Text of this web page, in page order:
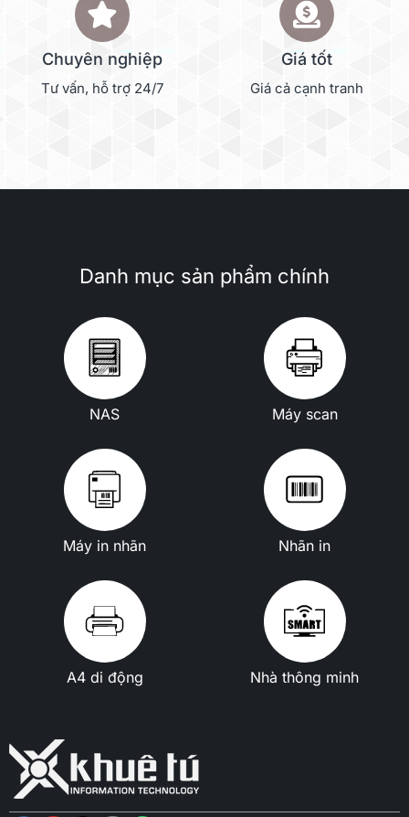
Chuyên nghiệp
Tư vấn, hỗ trợ 24/7
Giá tốt
Giá cả cạnh tranh
Danh mục sản phẩm chính
NAS Máy scan
Máy in nhãn Nhãn in
A4 di động Nhà thông minh